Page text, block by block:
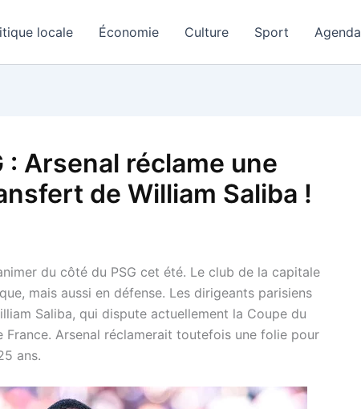
locale Économie Culture Sport Agenda
: Arsenal réclame une
de William Saliba !
du côté du PSG cet été. Le club de la capitale
mais aussi en défense. Les dirigeants parisiens
Saliba, qui dispute actuellement la Coupe du
France. Arsenal réclamerait toutefois une folie pour
ans.